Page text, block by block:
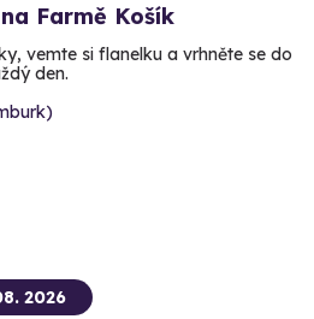
Farmě Košík
vemte si flanelku a vrhněte se do
den.
2026